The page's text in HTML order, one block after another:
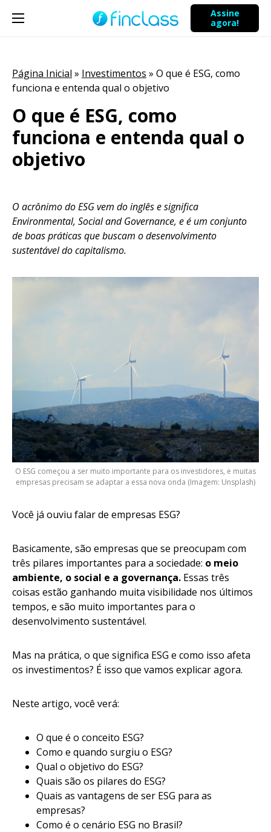
Assine
agora!
Página Inicial » Investimentos » O que é ESG, como
funciona e entenda qual o objetivo
O que é ESG, como
funciona e entenda qual o
objetivo
O acrônimo do ESG vem do inglês e significa
Environmental, Social and Governance, e é um conjunto
de boas práticas que buscam o desenvolvimento
sustentável do capitalismo.
O ESG começou a ser muito importante para os investidores, e muitas
empresas precisam se adaptar a essa nova onda (Imagem: Unsplash)
Você já ouviu falar de empresas ESG?
Basicamente, são empresas que se preocupam com
três pilares importantes para a sociedade: o meio
ambiente, o social e a governança. Essas três
coisas estão ganhando muita visibilidade nos últimos
tempos, e são muito importantes para o
desenvolvimento sustentável.
Mas na prática, o que significa ESG e como isso afeta
os investimentos? É isso que vamos explicar agora.
Neste artigo, você verá:
O que é o conceito ESG?
Como e quando surgiu o ESG?
Qual o objetivo do ESG?
Quais são os pilares do ESG?
Quais as vantagens de ser ESG para as
empresas?
Como é o cenário ESG no Brasil?